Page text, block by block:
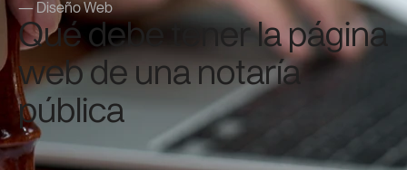
— Diseño Web
Qué debe tener la página
web de una notaría
pública